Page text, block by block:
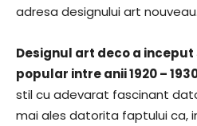
adresa designului art nouveau.
Designul art deco a
popular intre anii 1920 –
stil cu adevarat fascinant
mai ales datorita faptului ca,